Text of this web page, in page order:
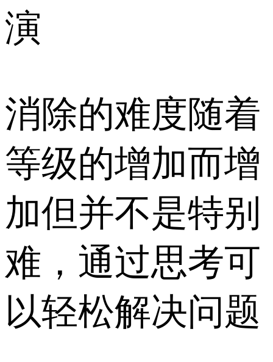
演
消除的难度随着
等级的增加而增
加但并不是特别
难，通过思考可
以轻松解决问题